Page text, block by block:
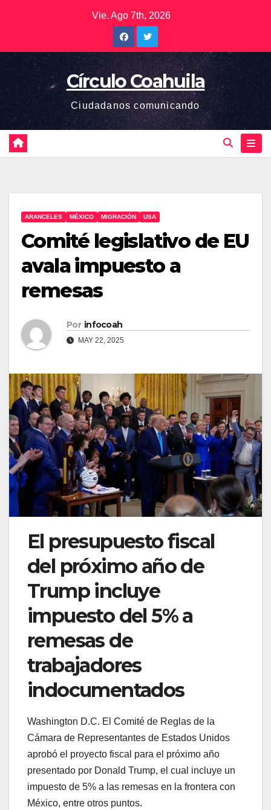
Vie. Ago 7th, 2026
Círculo Coahuila
Ciudadanos comunicando
ARANCELES MÉXICO MIGRACIÓN USA
Comité legislativo de EU
avala impuesto a
remesas
Por infocoah
MAY 22, 2025
El presupuesto fiscal
del próximo año de
Trump incluye
impuesto del 5% a
remesas de
trabajadores
indocumentados
Washington D.C. El Comité de Reglas de la
Cámara de Representantes de Estados Unidos
aprobó el proyecto fiscal para el próximo año
presentado por Donald Trump, el cual incluye un
impuesto de 5% a las remesas en la frontera con
México, entre otros puntos.